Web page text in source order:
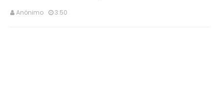
Anónimo 3:50